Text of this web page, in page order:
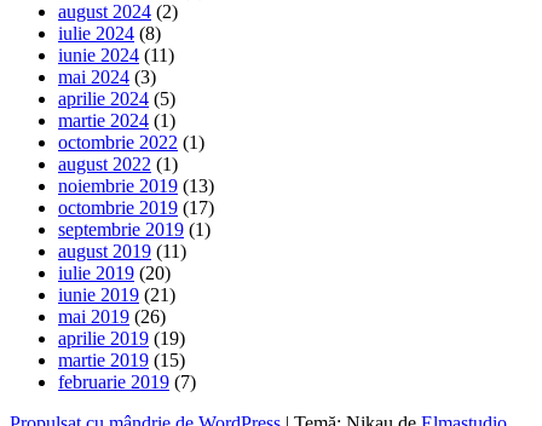
august 2024 (2)
iulie 2024 (8)
iunie 2024 (11)
mai 2024 (3)
aprilie 2024 (5)
martie 2024 (1)
octombrie 2022 (1)
august 2022 (1)
noiembrie 2019 (13)
octombrie 2019 (17)
septembrie 2019 (1)
august 2019 (11)
iulie 2019 (20)
iunie 2019 (21)
mai 2019 (26)
aprilie 2019 (19)
martie 2019 (15)
februarie 2019 (7)